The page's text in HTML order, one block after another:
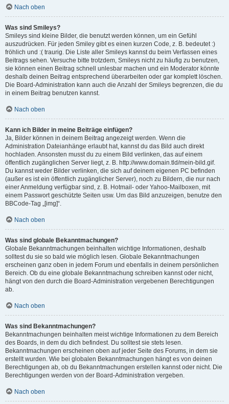
Nach oben
Was sind Smileys?
Smileys sind kleine Bilder, die benutzt werden können, um ein Gefühl
auszudrücken. Für jeden Smiley gibt es einen kurzen Code, z. B. bedeutet :)
fröhlich und :( traurig. Die Liste aller Smileys kannst du beim Verfassen eines
Beitrags sehen. Versuche bitte trotzdem, Smileys nicht zu häufig zu benutzen,
sie können einen Beitrag schnell unlesbar machen und ein Moderator könnte
deshalb deinen Beitrag entsprechend überarbeiten oder gar komplett löschen.
Die Board-Administration kann auch die Anzahl der Smileys begrenzen, die du
in einem Beitrag benutzen kannst.
Nach oben
Kann ich Bilder in meine Beiträge einfügen?
Ja, Bilder können in deinem Beitrag angezeigt werden. Wenn die
Administration Dateianhänge erlaubt hat, kannst du das Bild auch direkt
hochladen. Ansonsten musst du zu einem Bild verlinken, das auf einem
öffentlich zugänglichen Server liegt, z. B. http://www.domain.tld/mein-bild.gif.
Du kannst weder Bilder verlinken, die sich auf deinem eigenen PC befinden
(außer es ist ein öffentlich zugänglicher Server), noch zu Bildern, die nur nach
einer Anmeldung verfügbar sind, z. B. Hotmail- oder Yahoo-Mailboxen, mit
einem Passwort geschützte Seiten usw. Um das Bild anzuzeigen, benutze den
BBCode-Tag „[img]“.
Nach oben
Was sind globale Bekanntmachungen?
Globale Bekanntmachungen beinhalten wichtige Informationen, deshalb
solltest du sie so bald wie möglich lesen. Globale Bekanntmachungen
erscheinen ganz oben in jedem Forum und ebenfalls in deinem persönlichen
Bereich. Ob du eine globale Bekanntmachung schreiben kannst oder nicht,
hängt von den durch die Board-Administration vergebenen Berechtigungen
ab.
Nach oben
Was sind Bekanntmachungen?
Bekanntmachungen beinhalten meist wichtige Informationen zu dem Bereich
des Boards, in dem du dich befindest. Du solltest sie stets lesen.
Bekanntmachungen erscheinen oben auf jeder Seite des Forums, in dem sie
erstellt wurden. Wie bei globalen Bekanntmachungen hängt es von deinen
Berechtigungen ab, ob du Bekanntmachungen erstellen kannst oder nicht. Die
Berechtigungen werden von der Board-Administration vergeben.
Nach oben